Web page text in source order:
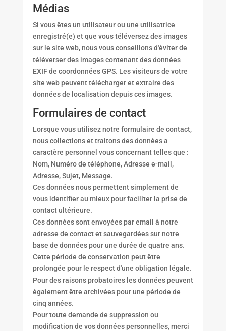
Médias
Si vous êtes un utilisateur ou une utilisatrice
enregistré(e) et que vous téléversez des images
sur le site web, nous vous conseillons d'éviter de
téléverser des images contenant des données
EXIF de coordonnées GPS. Les visiteurs de votre
site web peuvent télécharger et extraire des
données de localisation depuis ces images.
Formulaires de contact
Lorsque vous utilisez notre formulaire de contact,
nous collections et traitons des données a
caractère personnel vous concernant telles que :
Nom, Numéro de téléphone, Adresse e-mail,
Adresse, Sujet, Message.
Ces données nous permettent simplement de
vous identifier au mieux pour faciliter la prise de
contact ultérieure.
Ces données sont envoyées par email à notre
adresse de contact et sauvegardées sur notre
base de données pour une durée de quatre ans.
Cette période de conservation peut être
prolongée pour le respect d'une obligation légale.
Pour des raisons probatoires les données peuvent
également être archivées pour une période de
cinq années.
Pour toute demande de suppression ou
modification de vos données personnelles, merci